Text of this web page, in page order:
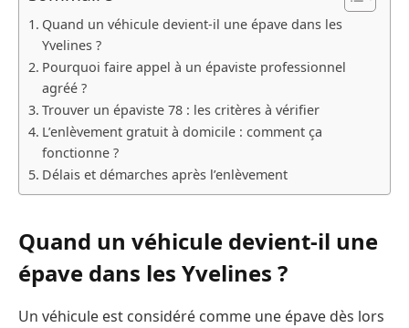
Quand un véhicule devient-il une épave dans les
Yvelines ?
Pourquoi faire appel à un épaviste professionnel
agréé ?
Trouver un épaviste 78 : les critères à vérifier
L’enlèvement gratuit à domicile : comment ça
fonctionne ?
Délais et démarches après l’enlèvement
Quand un véhicule devient-il une
épave dans les Yvelines ?
Un véhicule est considéré comme une épave dès lors